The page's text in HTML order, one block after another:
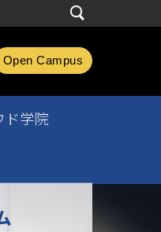
Open Campus
ド学院